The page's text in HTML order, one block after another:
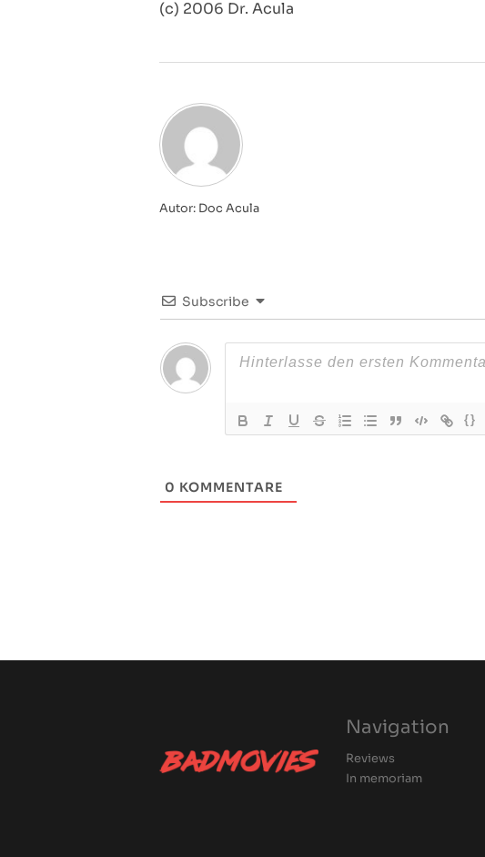
(c) 2006 Dr. Acula
Autor: Doc Acula
Subscribe
{}
0 KOMMENTARE
Navigation
Reviews
In memoriam